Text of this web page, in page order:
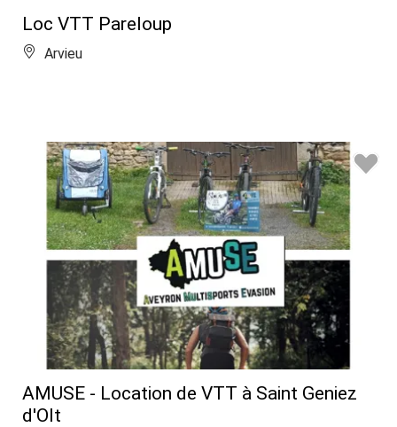
Loc VTT Pareloup
Arvieu
AMUSE - Location de VTT à Saint Geniez
d'Olt